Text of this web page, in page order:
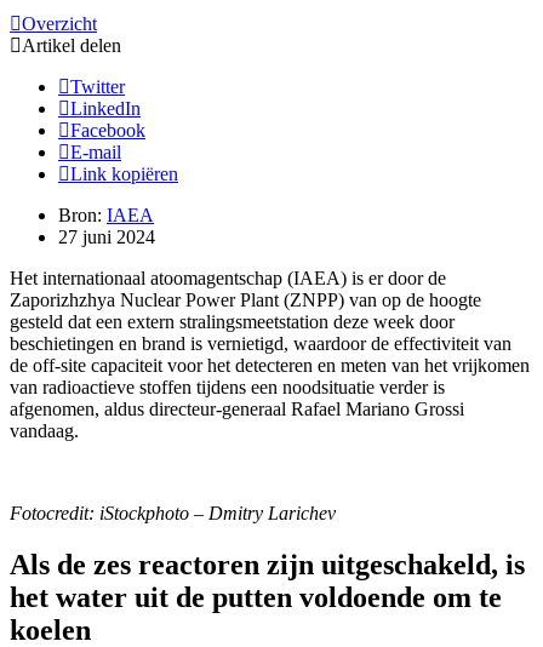
Overzicht
Artikel delen
Twitter
LinkedIn
Facebook
E-mail
Link kopiëren
Bron: IAEA
27 juni 2024
Het internationaal atoomagentschap (IAEA) is er door de
Zaporizhzhya Nuclear Power Plant (ZNPP) van op de hoogte
gesteld dat een extern stralingsmeetstation deze week door
beschietingen en brand is vernietigd, waardoor de effectiviteit van
de off-site capaciteit voor het detecteren en meten van het vrijkomen
van radioactieve stoffen tijdens een noodsituatie verder is
afgenomen, aldus directeur-generaal Rafael Mariano Grossi
vandaag.
Fotocredit: iStockphoto – Dmitry Larichev
Als de zes reactoren zijn uitgeschakeld, is
het water uit de putten voldoende om te
koelen